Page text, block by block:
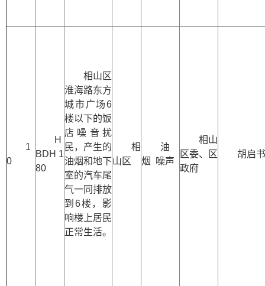
1
0
H
BDH 1
80
相山区
淮海路东方
城市广场6
楼以下的饭
店噪音扰
民，产生的
油烟和地下
室的汽车尾
气一同排放
到6楼，影
响楼上居民
正常生活。
相
山区
油
烟 噪声
相山
区委、区
政府
胡启